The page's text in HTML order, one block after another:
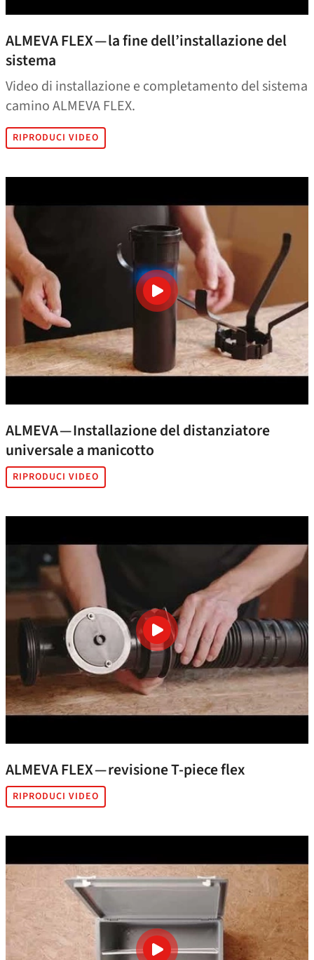
ALMEVA FLEX — la fine dell’installazione del
sistema
Video di installazione e completamento del sistema
camino ALMEVA FLEX.
RIPRODUCI VIDEO
ALMEVA — Installazione del distanziatore
universale a manicotto
RIPRODUCI VIDEO
ALMEVA FLEX — revisione T‑piece flex
RIPRODUCI VIDEO